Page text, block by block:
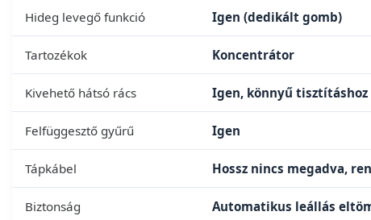
Hideg levegő funkció Igen (dedikált gomb)
Tartozékok Koncentrátor
Kivehető hátsó rács Igen, könnyű tisztításhoz
Felfüggesztő gyűrű Igen
Tápkábel Hossz nincs megadva,
Biztonság Automatikus leállás